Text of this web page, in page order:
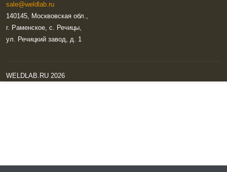
sale@weldlab.ru
140145, Москвовская обл.,
г. Раменское, с. Речицы,
ул. Речицкий завод, д. 1
WELDLAB.RU 2026